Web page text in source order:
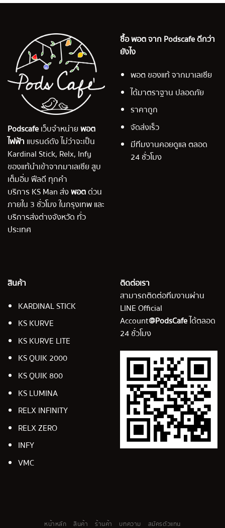
Podscafeเว็บจำหน่ายพอต
ไฟฟ้า แบรนด์ดัง ไม่ว่าจะเป็น
Kardinal Stick, Relx, Infy
ของแท้นำเข้าจากมาเลเซีย สูบ
เต็มอิ่ม ฟีลดี ทุกคำ
บริการ KS Man ส่งพอตด่วน
ภายใน 3 ชั่วโมง ในกรุงเทพ และ
บริการส่งต่างจังหวัด ทั่ว
ประเทศ
ซื้อ พอต จาก Podscafe ดีกว่า
ยังไง
พอต ของแท้ จากมาเลเซีย
ได้มาตราฐาน ปลอดภัย
ราคาถูก
จัดส่งเร็ว
มีทีมงานคอยดูแล ตลอด
24 ชั่วโมง
สินค้า
KARDINAL STICK
KS KURVE
KS KURVE LITE
KS QUIK 2000
KS QUIK 800
KS LUMINA
RELX INFINITY
RELX ZERO
INFY
VMC
ติดต่อเรา
สามารถติดต่อทีมงานผ่าน
LINE Official
Account@PodsCafeได้ตลอด
24 ชั่วโมง
หน้าหลัก สินค้า ร้านค้า บทความ สมัครตัวแทน